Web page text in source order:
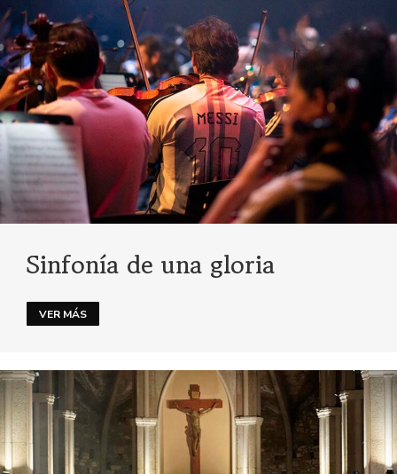
Sinfonía de una gloria
VER MÁS